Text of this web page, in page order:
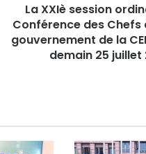
La XXIè session
Conférence des Chefs
gouvernement de la
demain 25 juillet